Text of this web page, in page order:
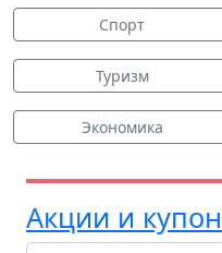
Спорт
Туризм
Экономика
Акции и